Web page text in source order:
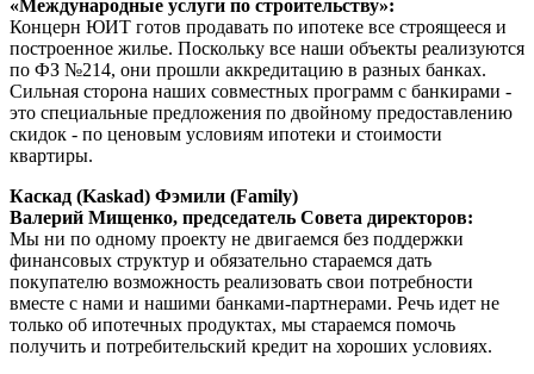
«Международные услуги по строительству»:
Концерн ЮИТ готов продавать по ипотеке все строящееся и
построенное жилье. Поскольку все наши объекты реализуются
по ФЗ №214, они прошли аккредитацию в разных банках.
Сильная сторона наших совместных программ с банкирами -
это специальные предложения по двойному предоставлению
скидок - по ценовым условиям ипотеки и стоимости
квартиры.
Каскад (Kaskad) Фэмили (Family)
Валерий Мищенко, председатель Совета директоров:
Мы ни по одному проекту не двигаемся без поддержки
финансовых структур и обязательно стараемся дать
покупателю возможность реализовать свои потребности
вместе с нами и нашими банками-партнерами. Речь идет не
только об ипотечных продуктах, мы стараемся помочь
получить и потребительский кредит на хороших условиях.